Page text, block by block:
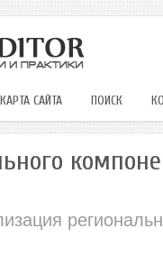
КАРТА САЙТА ПОИСК